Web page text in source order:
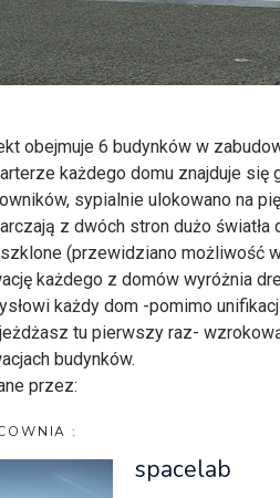
obejmuje 6 budynków w
każdego domu znajduje
sypialnie ulokowano na
z dwóch stron dużo
(przewidziano możliwość
każdego z domów wyróżnia
każdy dom -pomimo
tu pierwszy raz-
budynków.
przez:
:
spacelab